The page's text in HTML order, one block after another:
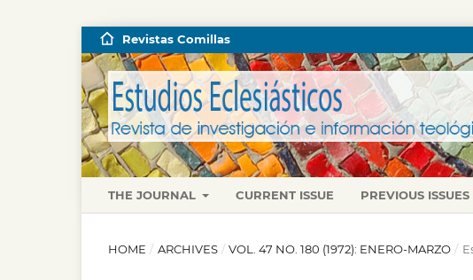
THE JOURNAL CURRENT ISSUE PREVIOUS ISSUES
Revistas Comillas
HOME / ARCHIVES / VOL. 47 NO. 180 (1972): ENERO-MARZO /